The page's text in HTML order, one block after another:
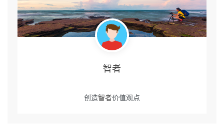
智者
创造智者价值观点